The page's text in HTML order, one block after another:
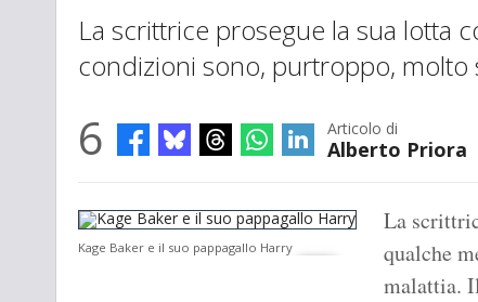
La scrittrice prosegue la sua lotta
condizioni sono, purtroppo, molto
6 Articolo di
Alberto Priora
Kage Baker e il suo pappagallo Harry
La
qualche
malattia.